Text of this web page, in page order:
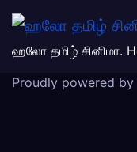
ஹலோ தமிழ் சினிமா.
Proudly powered by